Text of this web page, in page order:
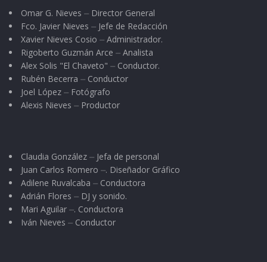
Omar G. Nieves ⏤ Director General
Fco. Javier Nieves ⏤ Jefe de Redacción
Xavier Nieves Cosio ⏤ Administrador.
Rigoberto Guzmán Arce ⏤ Analista
Alex Solis "El Chaveto" ⏤ Conductor.
Rubén Becerra ⏤ Conductor
Joel López ⏤ Fotógrafo
Alexis Nieves ⏤ Productor
Claudia González ⏤ Jefa de personal
Juan Carlos Romero ⏤. Diseñador Gráfico
Adilene Ruvalcaba ⏤ Conductora
Adrián Flores ⏤ DJ y sonido.
Mari Aguilar ⏤. Conductora
Iván Nieves ⏤ Conductor